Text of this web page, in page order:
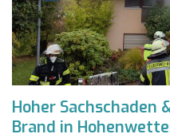
Hoher Sachschaden
Brand in